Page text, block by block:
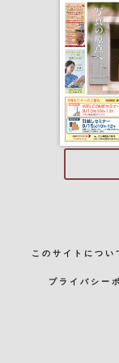
このサイトについ
プライバシー